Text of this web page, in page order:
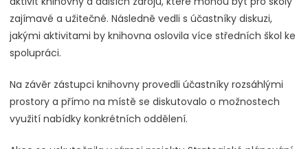
zajímavé a užitečné. Následně vedli s účastníky diskuzi,
jakými aktivitami by knihovna oslovila více středních škol ke
spolupráci.
Na závěr zástupci knihovny provedli účastníky rozsáhlými
prostory a přímo na místě se diskutovalo o možnostech
využití nabídky konkrétních oddělení.